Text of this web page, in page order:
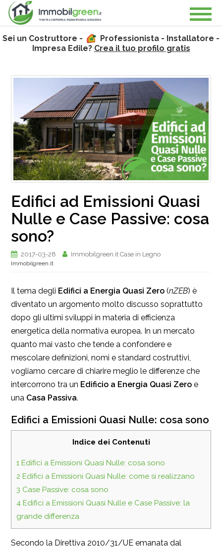
Sei un Costruttore -
Professionista - Installatore -
Impresa Edile? Crea il tuo profilo gratis
Edifici ad Emissioni Quasi
Nulle e Case Passive: cosa
sono?
2017-03-28 Immobilgreen.it Case in Legno
Immobilgreen.it
Il tema degli Edifici a Energia Quasi Zero (nZEB) è
diventato un argomento molto discusso soprattutto
dopo gli ultimi sviluppi in materia di efficienza
energetica della normativa europea. In un mercato
quanto mai vasto che tende a confondere e
mescolare definizioni, nomi e standard costruttivi,
vogliamo cercare di chiarire meglio le differenze che
intercorrono tra un Edificio a Energia Quasi Zero e
una Casa Passiva.
Edifici a Emissioni Quasi Nulle: cosa sono
Indice dei Contenuti
1 Edifici a Emissioni Quasi Nulle: cosa sono
2 Edifici a Emissioni Quasi Nulle: come si realizzano
3 Case Passive: cosa sono
4 Edifici a Emissioni Quasi Nulle e Case Passive: la
grande differenza
Secondo la Direttiva 2010/31/UE emanata dal